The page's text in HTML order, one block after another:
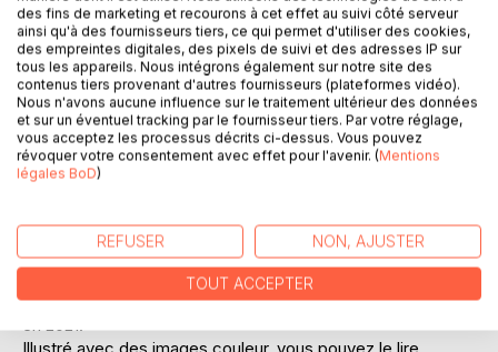
empreinte d'Amour et de Lumière en élevant nos vibrations
et en élargissant notre conscience.
Cela n'est pas facile mais nous sommes aidés dans ce
cheminement par des êtres bienveillants.
Les textes que vous trouverez ici sont comme des clins
d'oeil, des clefs pour traverser cette période de transition
plus sereinement.
transmetteurs de Lumière venus pour spiritualiser la
matière.
Ce deuxième recueil présente 45 textes inspirés, canalisés
en 2021.
des fins de marketing et recourons à cet effet au suivi côté serveur
ainsi qu'à des fournisseurs tiers, ce qui permet d'utiliser des cookies,
des empreintes digitales, des pixels de suivi et des adresses IP sur
tous les appareils. Nous intégrons également sur notre site des
contenus tiers provenant d'autres fournisseurs (plateformes vidéo).
Nous n'avons aucune influence sur le traitement ultérieur des données
et sur un éventuel tracking par le fournisseur tiers. Par votre réglage,
vous acceptez les processus décrits ci-dessus. Vous pouvez
révoquer votre consentement avec effet pour l'avenir. (Mentions
légales BoD)
REFUSER NON, AJUSTER
TOUT ACCEPTER